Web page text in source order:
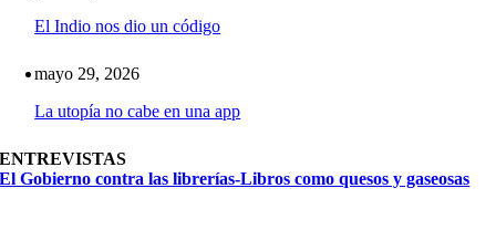
El Indio nos dio un código
mayo 29, 2026
La utopía no cabe en una app
ENTREVISTAS
El Gobierno contra las librerías-Libros como quesos y gaseosas